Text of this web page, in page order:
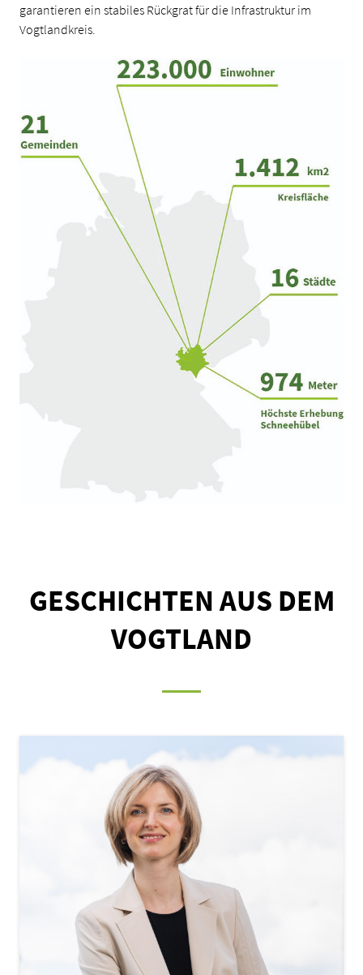
garantieren ein stabiles Rückgrat für die Infrastruktur im
Vogtlandkreis.
GESCHICHTEN AUS DEM
VOGTLAND